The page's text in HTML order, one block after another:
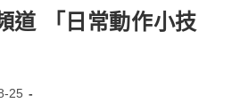
道 「日常動作小技
25